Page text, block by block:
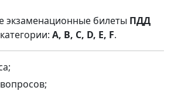
экзаменационные билеты ПДД
A, B, C, D, E, F.
вопросов;